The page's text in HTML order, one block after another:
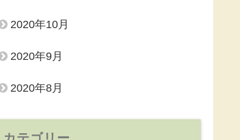
2020年10月
2020年9月
2020年8月